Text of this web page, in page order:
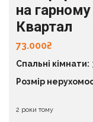
на
Квартал
73.000₴
Спальні кімнати:
Розмір
2 роки тому